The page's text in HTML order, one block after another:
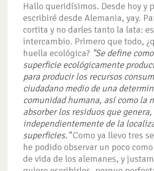
Hallo queridísimos. Desde hoy y
escribiré desde Alemania, yay.
cortita y no darles tanto la lata:
intercambio. Primero que todo,
huella ecológica? "Se define
superficie ecológicamente
para producir los recursos
ciudadano medio de una
comunidad humana, así como la
absorber los residuos que genera,
independientemente de la
superficies."Como ya llevo tres
he podido observar un poco
de vida de los alemanes, y